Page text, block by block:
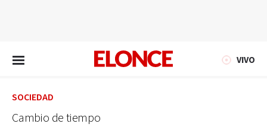
VIVO
SOCIEDAD
Cambio de tiempo